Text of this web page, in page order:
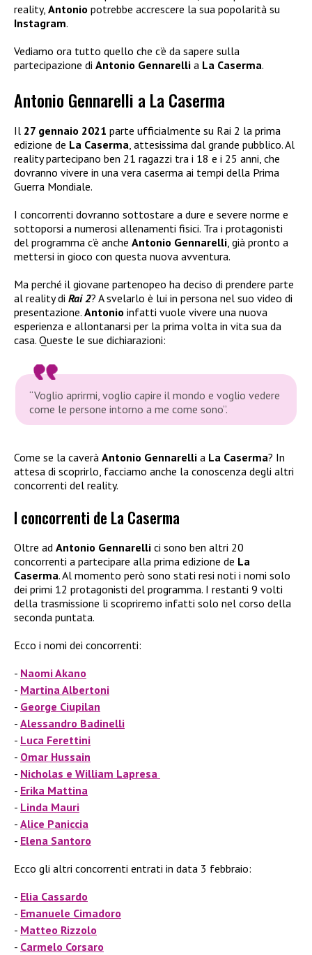
reality, Antonio potrebbe accrescere la sua popolarità su
Instagram.
Vediamo ora tutto quello che c’è da sapere sulla
partecipazione di Antonio Gennarelli a La Caserma.
Antonio Gennarelli a La Caserma
Il 27 gennaio 2021 parte ufficialmente su Rai 2 la prima
edizione de La Caserma, attesissima dal grande pubblico. Al
reality partecipano ben 21 ragazzi tra i 18 e i 25 anni, che
dovranno vivere in una vera caserma ai tempi della Prima
Guerra Mondiale.
I concorrenti dovranno sottostare a dure e severe norme e
sottoporsi a numerosi allenamenti fisici. Tra i protagonisti
del programma c’è anche Antonio Gennarelli, già pronto a
mettersi in gioco con questa nuova avventura.
Ma perché il giovane partenopeo ha deciso di prendere parte
al reality di Rai 2? A svelarlo è lui in persona nel suo video di
presentazione. Antonio infatti vuole vivere una nuova
esperienza e allontanarsi per la prima volta in vita sua da
casa. Queste le sue dichiarazioni:
“Voglio aprirmi, voglio capire il mondo e voglio vedere
come le persone intorno a me come sono”.
Come se la caverà Antonio Gennarelli a La Caserma? In
attesa di scoprirlo, facciamo anche la conoscenza degli altri
concorrenti del reality.
I concorrenti de La Caserma
Oltre ad Antonio Gennarelli ci sono ben altri 20
concorrenti a partecipare alla prima edizione de La
Caserma. Al momento però sono stati resi noti i nomi solo
dei primi 12 protagonisti del programma. I restanti 9 volti
della trasmissione li scopriremo infatti solo nel corso della
seconda puntata.
Ecco i nomi dei concorrenti:
Naomi Akano
Martina Albertoni
George Ciupilan
Alessandro Badinelli
Luca Ferettini
Omar Hussain
Nicholas e William Lapresa
Erika Mattina
Linda Mauri
Alice Paniccia
Elena Santoro
Ecco gli altri concorrenti entrati in data 3 febbraio:
Elia Cassardo
Emanuele Cimadoro
Matteo Rizzolo
Carmelo Corsaro